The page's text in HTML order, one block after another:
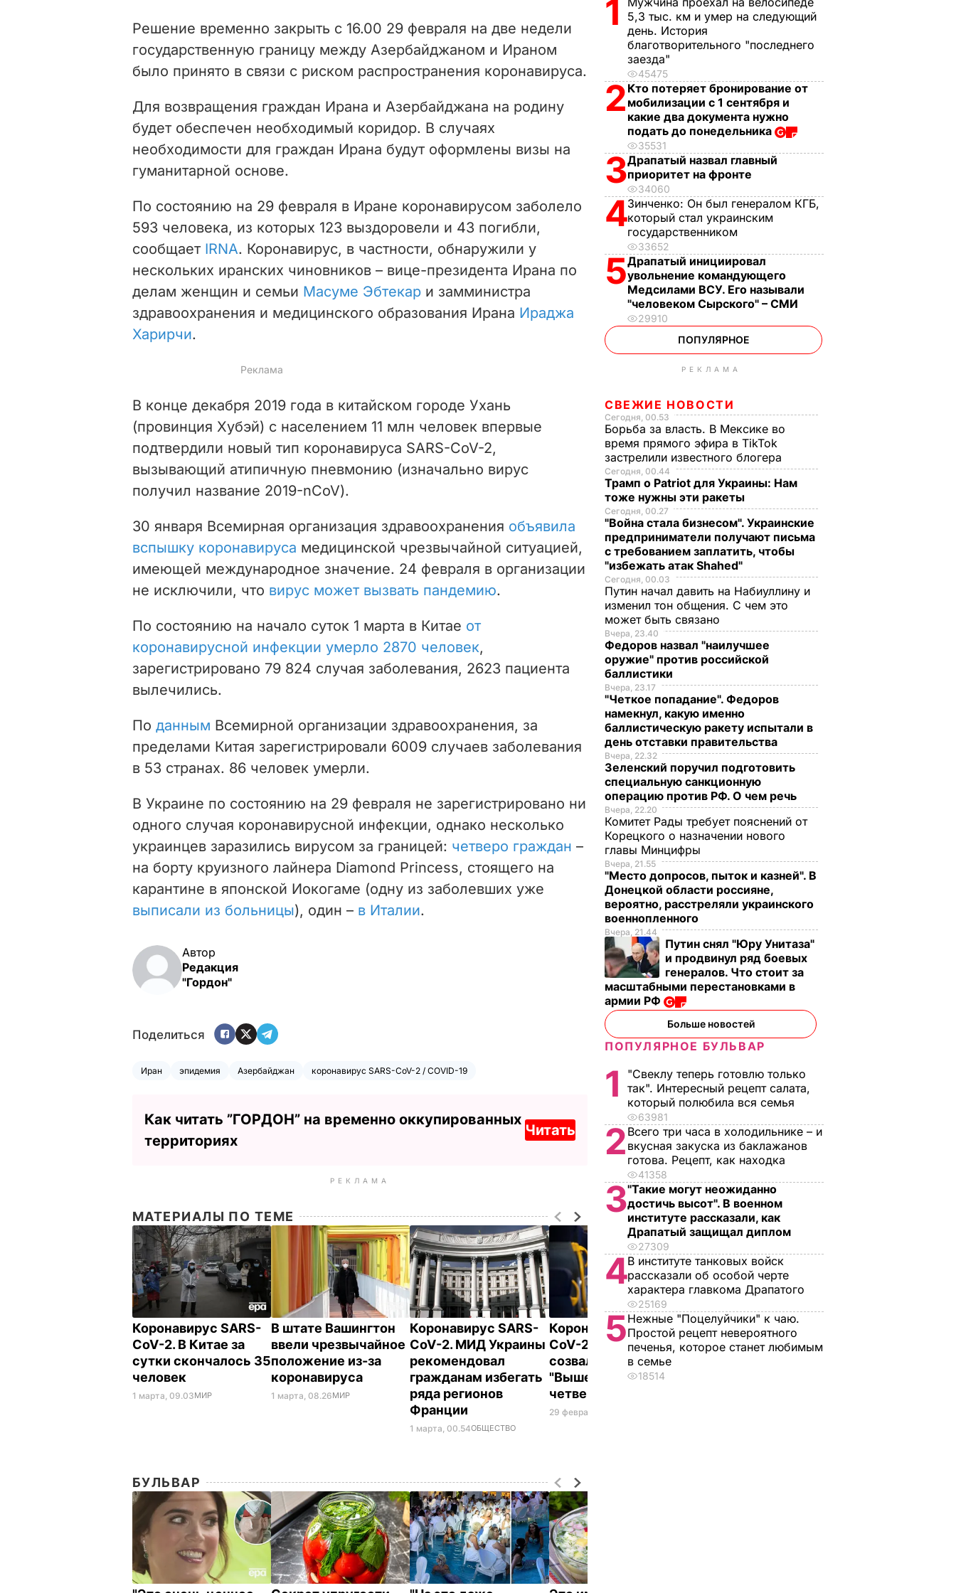
i
d
e
o
Решение временно закрыть с 16.00 29 февраля на две недели
государственную границу между Азербайджаном и Ираном
было принято в связи с риском распространения коронавируса.
Для возвращения граждан Ирана и Азербайджана на родину
будет обеспечен необходимый коридор. В случаях
необходимости для граждан Ирана будут оформлены визы на
гуманитарной основе.
По состоянию на 29 февраля в Иране коронавирусом заболело
593 человека, из которых 123 выздоровели и 43 погибли,
сообщает IRNA. Коронавирус, в частности, обнаружили у
нескольких иранских чиновников – вице-президента Ирана по
делам женщин и семьи Масуме Эбтекар и замминистра
здравоохранения и медицинского образования Ирана Ираджа
Харирчи.
В конце декабря 2019 года в китайском городе Ухань
(провинция Хубэй) с населением 11 млн человек впервые
подтвердили новый тип коронавируса SARS-CoV-2,
вызывающий атипичную пневмонию (изначально вирус
получил название 2019-nCoV).
30 января Всемирная организация здравоохранения объявила
вспышку коронавируса медицинской чрезвычайной ситуацией,
имеющей международное значение. 24 февраля в организации
не исключили, что вирус может вызвать пандемию.
По состоянию на начало суток 1 марта в Китае от
коронавирусной инфекции умерло 2870 человек,
зарегистрировано 79 824 случая заболевания, 2623 пациента
вылечились.
По данным Всемирной организации здравоохранения, за
пределами Китая зарегистрировали 6009 случаев заболевания
в 53 странах. 86 человек умерли.
В Украине по состоянию на 29 февраля не зарегистрировано ни
одного случая коронавирусной инфекции, однако несколько
украинцев заразились вирусом за границей: четверо граждан –
на борту круизного лайнера Diamond Princess, стоящего на
карантине в японской Иокогаме (одну из заболевших уже
выписали из больницы), один – в Италии.
Автор
Редакция
"Гордон"
Поделиться
Иран эпидемия Азербайджан коронавирус SARS-CoV-2 / COVID-19
Как читать ”ГОРДОН” на временно оккупированных
территориях
Читать
РЕКЛАМА
МАТЕРИАЛЫ ПО ТЕМЕ
Коронавирус SARS-
CoV-2. В Китае за
сутки скончалось 35
человек
1 марта, 09.03МИР
В штате Вашингтон
ввели чрезвычайное
положение из-за
коронавируса
1 марта, 08.26МИР
Коронавирус SARS-
CoV-2. МИД Украины
рекомендовал
гражданам избегать
ряда регионов
Франции
1 марта, 00.54ОБЩЕСТВО
Коронавирус SARS-
CoV-2. Польша
созвала встречу
"Вышеградской
четверки"
29 февраля, 23.35
В Италии количество
жертв коронавируса
БУЛЬВАР
1
5,3 тыс. км и умер на следующий
день. История
благотворительного "последнего
заезда"
45475
2 Кто потеряет бронирование от
мобилизации с 1 сентября и
какие два документа нужно
подать до понедельника
35531
3Драпатый назвал главный
приоритет на фронте
34060
4Зинченко: Он был генералом КГБ,
который стал украинским
государственником
33652
5Драпатый инициировал
увольнение командующего
Медсилами ВСУ. Его называли
"человеком Сырского" – СМИ
29910
ПОПУЛЯРНОЕ
РЕКЛАМА
СВЕЖИЕ НОВОСТИ
Сегодня, 00.53
Борьба за власть. В Мексике во
время прямого эфира в TikTok
застрелили известного блогера
Сегодня, 00.44
Трамп о Patriot для Украины: Нам
тоже нужны эти ракеты
Сегодня, 00.27
"Война стала бизнесом". Украинские
предприниматели получают письма
с требованием заплатить, чтобы
"избежать атак Shahed"
Сегодня, 00.03
Путин начал давить на Набиуллину и
изменил тон общения. С чем это
может быть связано
Вчера, 23.40
Федоров назвал "наилучшее
оружие" против российской
баллистики
Вчера, 23.17
"Четкое попадание". Федоров
намекнул, какую именно
баллистическую ракету испытали в
день отставки правительства
Вчера, 22.32
Зеленский поручил подготовить
специальную санкционную
операцию против РФ. О чем речь
Вчера, 22.20
Комитет Рады требует пояснений от
Корецкого о назначении нового
главы Минцифры
Вчера, 21.55
"Место допросов, пыток и казней". В
Донецкой области россияне,
вероятно, расстреляли украинского
военнопленного
Вчера, 21.44
Путин снял "Юру Унитаза"
и продвинул ряд боевых
генералов. Что стоит за
масштабными перестановками в
армии РФ
Больше новостей
ПОПУЛЯРНОЕ БУЛЬВАР
1
"Свеклу теперь готовлю только
так". Интересный рецепт салата,
который полюбила вся семья
63981
2 Всего три часа в холодильнике – и
вкусная закуска из баклажанов
готова. Рецепт, как находка
41358
3"Такие могут неожиданно
достичь высот". В военном
институте рассказали, как
Драпатый защищал диплом
27309
4В институте танковых войск
рассказали об особой черте
характера главкома Драпатого
25169
5Нежные "Поцелуйчики" к чаю.
Простой рецепт невероятного
печенья, которое станет любимым
в семье
18514